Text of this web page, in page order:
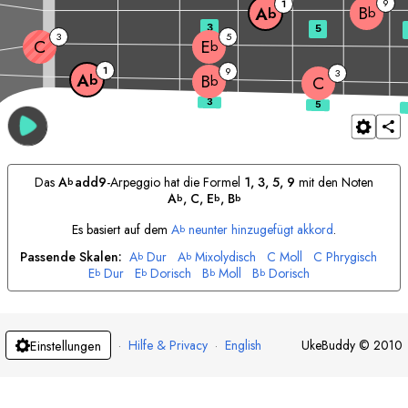
Ab 1 Bb 9 C 3
C 3 Eb 5
Ab 1 Bb
3 5
DasAbadd9-Arpeggio hat die Formel 1, 3, 5, 9 mit den Noten
Ab, C, Eb, Bb
Es basiert auf dem Ab neunter hinzugefügt akkord.
Passende Skalen: Ab Dur Ab Mixolydisch C Moll C Phrygisch
Eb Dur Eb Dorisch Bb Moll Bb Dorisch
Einstellungen · Hilfe & Privacy · English UkeBuddy © 2010